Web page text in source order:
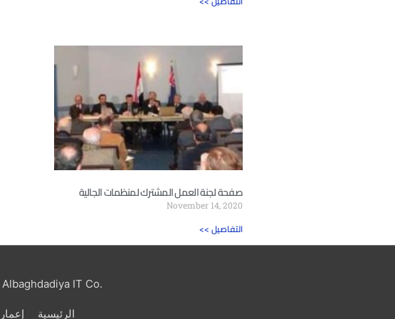
صفحة لجنة العمل المشترك لمنظمات الجالية
November 14, 2020
<< التفاصيل
Albaghdadiya IT Co.
إعمار الرئيسية